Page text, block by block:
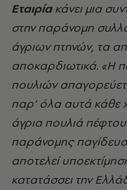
Εταιρίακάνει μια
στην παράνομη
άγριων πτηνών, τα
αποκαρδιωτικά. «Η
πουλιών
παρ’ όλα αυτά κάθε
άγρια πουλιά
παράνομης
αποτελεί
κατατάσσει την